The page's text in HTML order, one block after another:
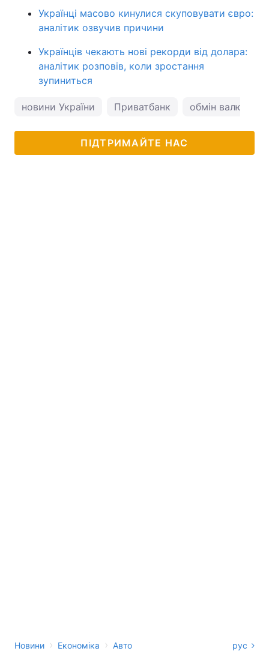
Українці масово кинулися скуповувати євро:
аналітик озвучив причини
Українців чекають нові рекорди від долара:
аналітик розповів, коли зростання
зупиниться
новини України Приватбанк обмін валют
ПІДТРИМАЙТЕ НАС
Новини › Економіка › Авто рус